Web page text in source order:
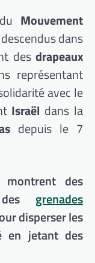
Mouvement
dans
des drapeaux
représentant
avec le
Israël dans la
depuis le 7
montrent des
grenades
disperser les
en jetant des